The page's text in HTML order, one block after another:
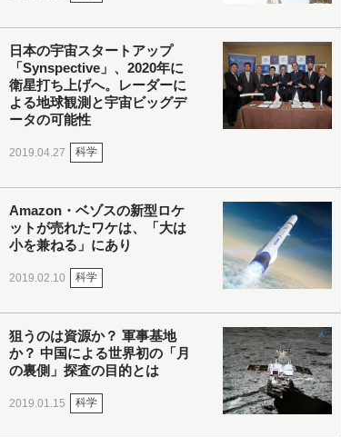
日本の宇宙スタートアップ
「Synspective」、2020年に
衛星打ち上げへ。レーダーに
よる地球観測と宇宙ビッグデ
ータの可能性
2019.04.27 科学
Amazon・ベゾスの新型ロケ
ットが売れたワケは、「大は
小を兼ねる」にあり
2019.02.10 科学
狙うのは資源か？ 軍事基地
か？ 中国による世界初の「月
の裏側」探査の目的とは
2019.01.15 科学